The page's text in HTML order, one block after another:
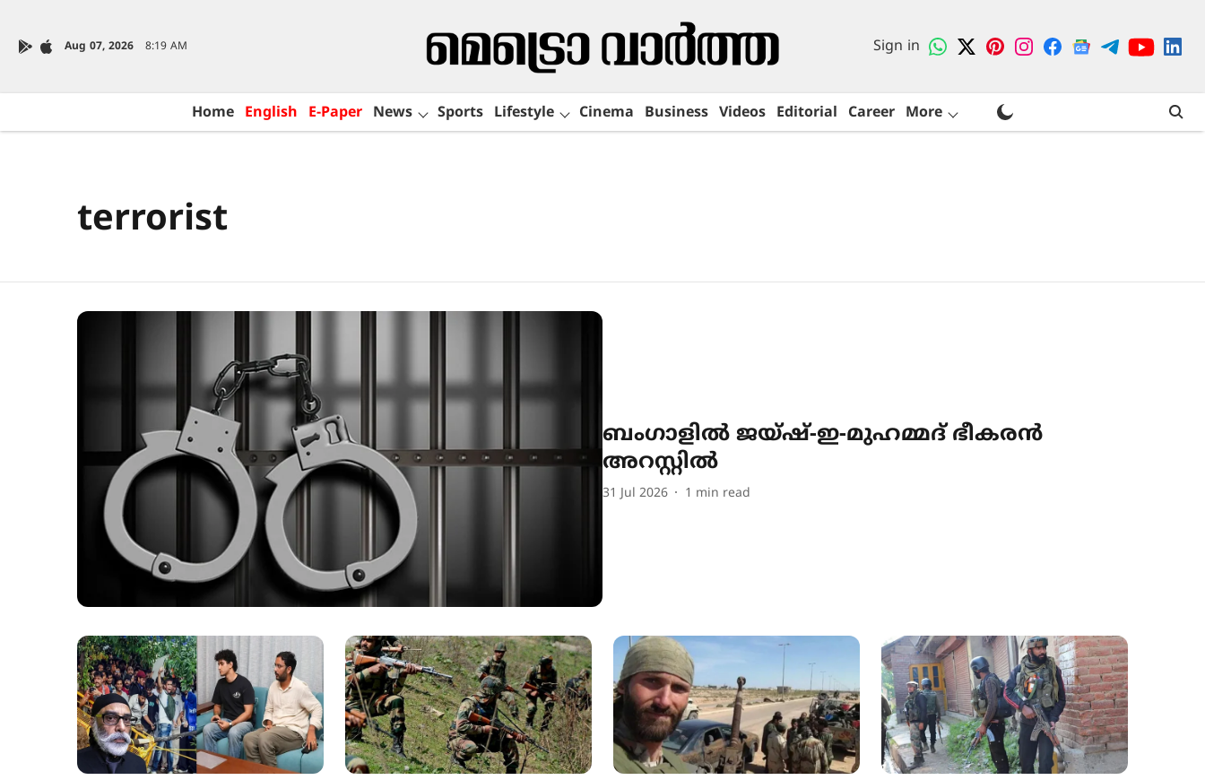
Aug 07, 2026 8:19 AM Sign in
Home English E-Paper News Sports Lifestyle Cinema Business Videos Editorial Career More
terrorist
ബംഗാളിൽ ജയ്ഷ്-ഇ-മുഹമ്മദ് ഭീകരൻ
അറസ്റ്റിൽ
31 Jul 2026 1 min read